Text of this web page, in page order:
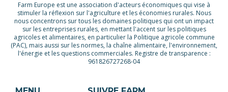
Farm Europe est une association d'acteurs économiques qui vise à
stimuler la réflexion sur l'agriculture et les économies rurales. Nous
nous concentrons sur tous les domaines politiques qui ont un impact
sur les entreprises rurales, en mettant l'accent sur les politiques
agricoles et alimentaires, en particulier la Politique agricole commune
(PAC), mais aussi sur les normes, la chaîne alimentaire, l'environnement,
l'énergie et les questions commerciales. Registre de transparence :
961826727268-04